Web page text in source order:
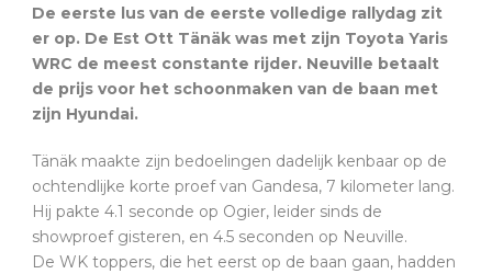
De eerste lus van de eerste volledige rallydag zit
er op. De Est Ott Tänäk was met zijn Toyota Yaris
WRC de meest constante rijder. Neuville betaalt
de prijs voor het schoonmaken van de baan met
zijn Hyundai.
Tänäk maakte zijn bedoelingen dadelijk kenbaar op de
ochtendlijke korte proef van Gandesa, 7 kilometer lang.
Hij pakte 4.1 seconde op Ogier, leider sinds de
showproef gisteren, en 4.5 seconden op Neuville.
De WK toppers, die het eerst op de baan gaan, hadden